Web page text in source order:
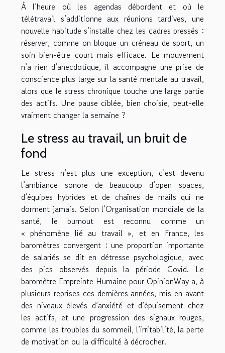
À l’heure où les agendas débordent et où le
télétravail s’additionne aux réunions tardives, une
nouvelle habitude s’installe chez les cadres pressés :
réserver, comme on bloque un créneau de sport, un
soin bien-être court mais efficace. Le mouvement
n’a rien d’anecdotique, il accompagne une prise de
conscience plus large sur la santé mentale au travail,
alors que le stress chronique touche une large partie
des actifs. Une pause ciblée, bien choisie, peut-elle
vraiment changer la semaine ?
Le stress au travail, un bruit de
fond
Le stress n’est plus une exception, c’est devenu
l’ambiance sonore de beaucoup d’open spaces,
d’équipes hybrides et de chaînes de mails qui ne
dorment jamais. Selon l’Organisation mondiale de la
santé, le burnout est reconnu comme un
« phénomène lié au travail », et en France, les
baromètres convergent : une proportion importante
de salariés se dit en détresse psychologique, avec
des pics observés depuis la période Covid. Le
baromètre Empreinte Humaine pour OpinionWay a, à
plusieurs reprises ces dernières années, mis en avant
des niveaux élevés d’anxiété et d’épuisement chez
les actifs, et une progression des signaux rouges,
comme les troubles du sommeil, l’irritabilité, la perte
de motivation ou la difficulté à décrocher.